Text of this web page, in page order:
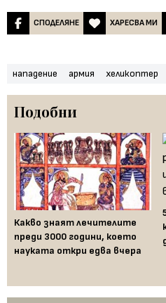
СПОДЕЛЯНЕ ХАРЕСВА МИ
нападение армия хеликоптер
Подобни
Какво знаят лечителите
преди 3000 години, което
науката откри едва вчера